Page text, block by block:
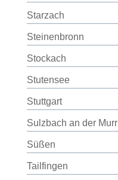
Starzach
Steinenbronn
Stockach
Stutensee
Stuttgart
Sulzbach an der Murr
Süßen
Tailfingen